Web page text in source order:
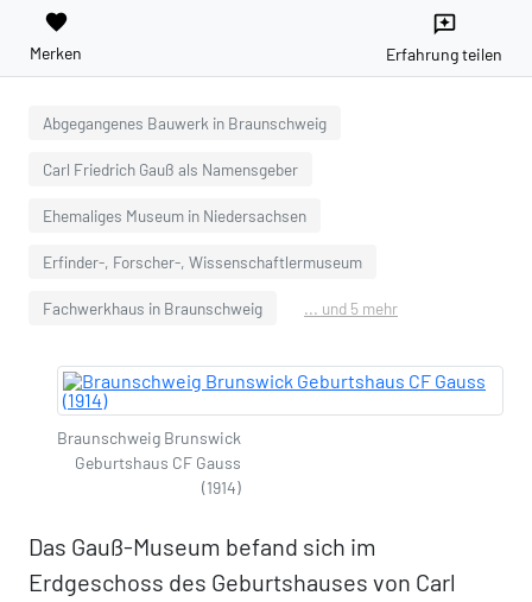
favorite
Merken
reviews
Erfahrung teilen
Abgegangenes Bauwerk in Braunschweig
Carl Friedrich Gauß als Namensgeber
Ehemaliges Museum in Niedersachsen
Erfinder-, Forscher-, Wissenschaftlermuseum
Fachwerkhaus in Braunschweig ... und 5 mehr
Braunschweig Brunswick
Geburtshaus CF Gauss
(1914)
Das Gauß-Museum befand sich im
Erdgeschoss des Geburtshauses von Carl